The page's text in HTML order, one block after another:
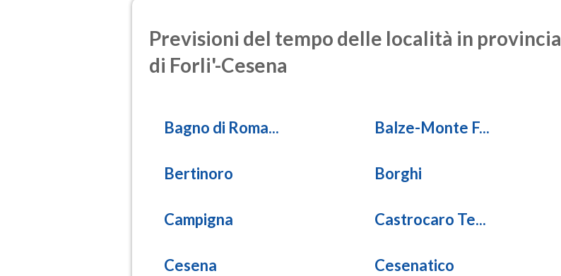
Previsioni del tempo delle località in provincia
di Forli'-Cesena
Bagno di Roma... Balze-Monte F...
Bertinoro Borghi
Campigna Castrocaro Te...
Cesena Cesenatico